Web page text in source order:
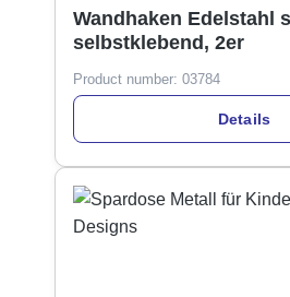
Wandhaken Edelstahl
selbstklebend, 2er
Product number: 03784
Details